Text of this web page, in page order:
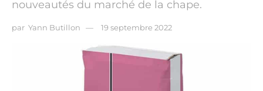
nouveautés du marché de la chape.
par Yann Butillon 19 septembre 2022